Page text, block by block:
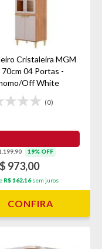
Cristaleira MGM
70cm 04 Portas -
Off White
(0)
19% OFF
973,00
R$ 162,16sem juros
CONFIRA